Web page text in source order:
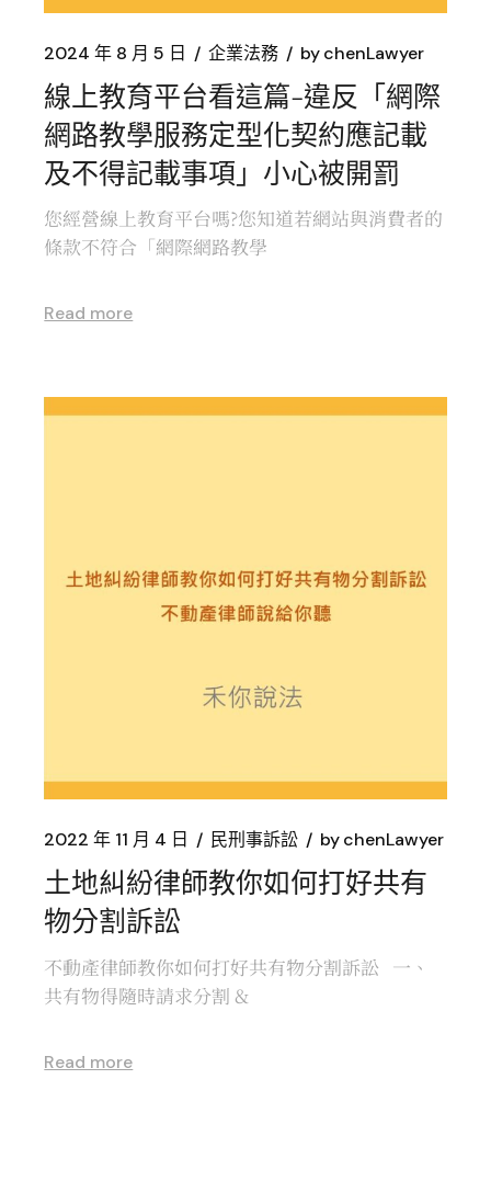
2024 年 8 月 5 日 企業法務 bychenLawyer
線上教育平台看這篇-違反「網際
網路教學服務定型化契約應記載
及不得記載事項」小心被開罰
您經營線上教育平台嗎?您知道若網站與消費者的
條款不符合「網際網路教學
Read more
2022 年 11 月 4 日 民刑事訴訟 bychenLawyer
土地糾紛律師教你如何打好共有
物分割訴訟
不動產律師教你如何打好共有物分割訴訟 一、
共有物得隨時請求分割 &
Read more